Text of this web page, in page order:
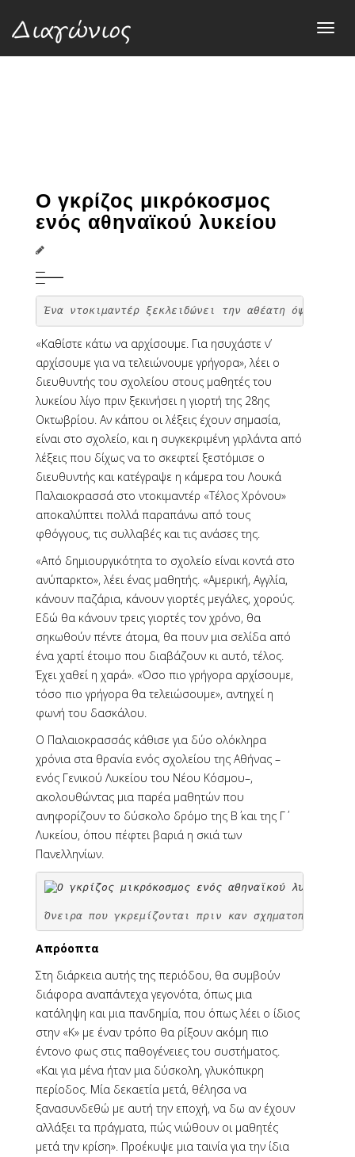
Ο γκρίζος μικρόκοσμος
ενός αθηναϊκού λυκείου
Ένα ντοκιμαντέρ ξεκλειδώνει την αθέατη όψη της
«Καθίστε κάτω να αρχίσουμε. Για ησυχάστε ν’
αρχίσουμε για να τελειώνουμε γρήγορα», λέει ο
διευθυντής του σχολείου στους μαθητές του
λυκείου λίγο πριν ξεκινήσει η γιορτή της 28ης
Οκτωβρίου. Αν κάπου οι λέξεις έχουν σημασία,
είναι στο σχολείο, και η συγκεκριμένη γιρλάντα από
λέξεις που δίχως να το σκεφτεί ξεστόμισε ο
διευθυντής και κατέγραψε η κάμερα του Λουκά
Παλαιοκρασσά στο ντοκιμαντέρ «Τέλος Χρόνου»
αποκαλύπτει πολλά παραπάνω από τους
φθόγγους, τις συλλαβές και τις ανάσες της.
«Από δημιουργικότητα το σχολείο είναι κοντά στο
ανύπαρκτο», λέει ένας μαθητής. «Αμερική, Αγγλία,
κάνουν παζάρια, κάνουν γιορτές μεγάλες, χορούς.
Εδώ θα κάνουν τρεις γιορτές τον χρόνο, θα
σηκωθούν πέντε άτομα, θα πουν μια σελίδα από
ένα χαρτί έτοιμο που διαβάζουν κι αυτό, τέλος.
Έχει χαθεί η χαρά». «Όσο πιο γρήγορα αρχίσουμε,
τόσο πιο γρήγορα θα τελειώσουμε», αντηχεί η
φωνή του δασκάλου.
Ο Παλαιοκρασσάς κάθισε για δύο ολόκληρα
χρόνια στα θρανία ενός σχολείου της Αθήνας –
ενός Γενικού Λυκείου του Νέου Κόσμου–,
ακολουθώντας μια παρέα μαθητών που
ανηφορίζουν το δύσκολο δρόμο της Β΄ και της Γ΄
Λυκείου, όπου πέφτει βαριά η σκιά των
Πανελληνίων.
Όνειρα που γκρεμίζονται πριν καν
Απρόοπτα
Στη διάρκεια αυτής της περιόδου, θα συμβούν
διάφορα αναπάντεχα γεγονότα, όπως μια
κατάληψη και μια πανδημία, που όπως λέει ο ίδιος
στην «Κ» με έναν τρόπο θα ρίξουν ακόμη πιο
έντονο φως στις παθογένειες του συστήματος.
«Και για μένα ήταν μια δύσκολη, γλυκόπικρη
περίοδος. Μία δεκαετία μετά, θέλησα να
ξανασυνδεθώ με αυτή την εποχή, να δω αν έχουν
αλλάξει τα πράγματα, πώς νιώθουν οι μαθητές
μετά την κρίση». Προέκυψε μια ταινία για την ίδια